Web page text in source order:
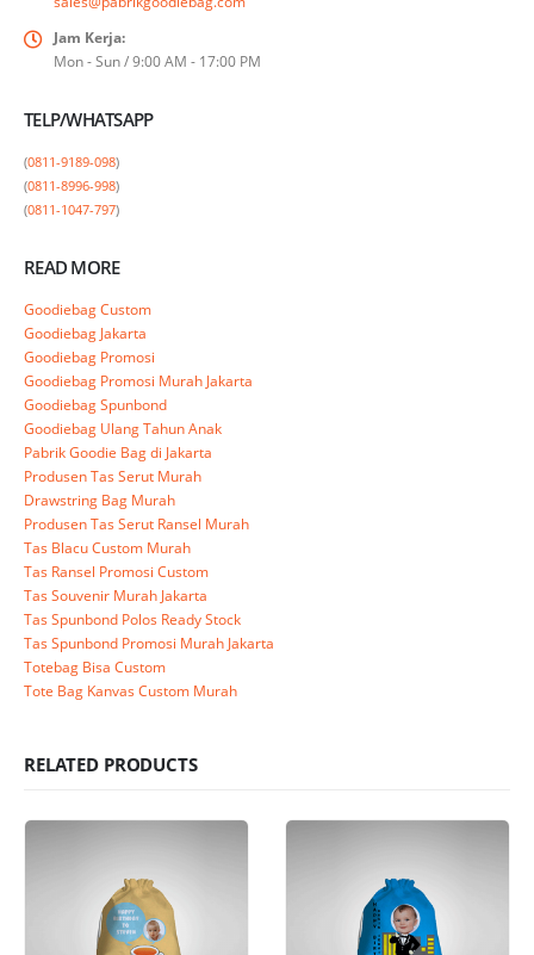
Jam Kerja:
Mon - Sun / 9:00 AM - 17:00 PM
TELP/WHATSAPP
(0811-9189-098)
(0811-8996-998)
(0811-1047-797)
READ MORE
Goodiebag Custom
Goodiebag Jakarta
Goodiebag Promosi
Goodiebag Promosi Murah Jakarta
Goodiebag Spunbond
Goodiebag Ulang Tahun Anak
Pabrik Goodie Bag di Jakarta
Produsen Tas Serut Murah
Drawstring Bag Murah
Produsen Tas Serut Ransel Murah
Tas Blacu Custom Murah
Tas Ransel Promosi Custom
Tas Souvenir Murah Jakarta
Tas Spunbond Polos Ready Stock
Tas Spunbond Promosi Murah Jakarta
Totebag Bisa Custom
Tote Bag Kanvas Custom Murah
RELATED PRODUCTS